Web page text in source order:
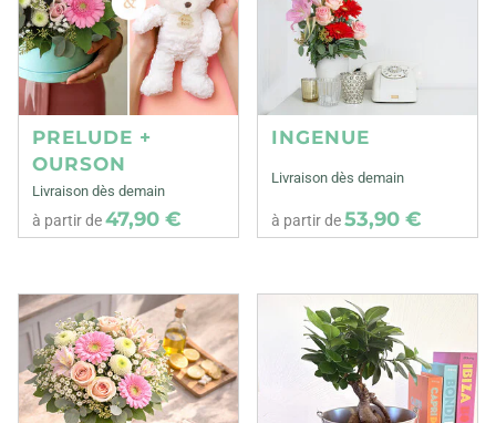
PRELUDE +
OURSON
Livraison dès demain
à partir de47,90 €
INGENUE
Livraison dès demain
à partir de53,90 €